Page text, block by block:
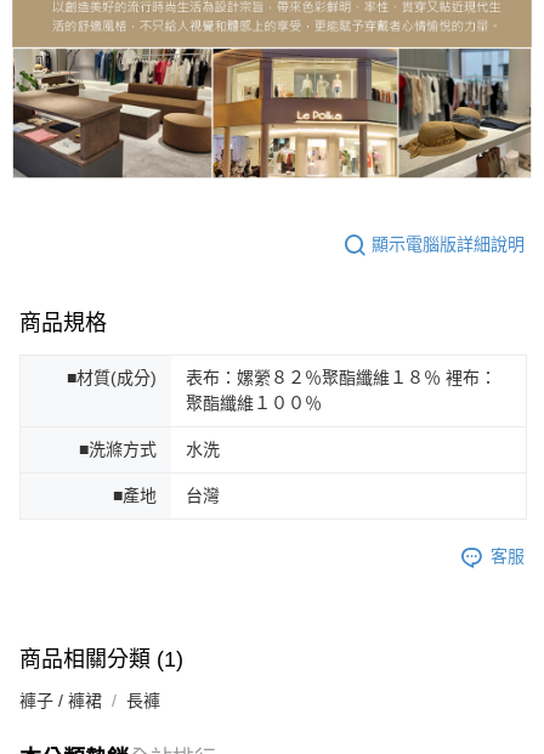
顯示電腦版詳細說明
商品規格
■材質(成分)
表布：嫘縈８２％聚酯纖維１８％ 裡布：
聚酯纖維１００％
■洗滌方式 水洗
■產地 台灣
客服
商品相關分類 (1)
褲子 / 褲裙 長褲